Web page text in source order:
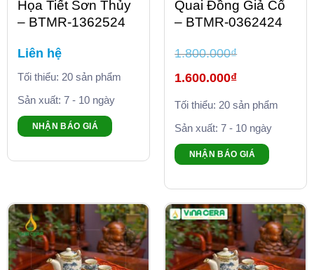
Họa Tiết Sơn Thủy
– BTMR-1362524
Liên hệ
Tối thiểu: 20 sản phẩm
Sản xuất: 7 - 10 ngày
NHẬN BÁO GIÁ
Quai Đồng Giả Cổ
– BTMR-0362424
1.800.000₫
Giá
gốc
1.800.000₫.
1.600.000₫
hiện
là:
1.600.000₫.
Tối thiểu: 20 sản phẩm
Sản xuất: 7 - 10 ngày
NHẬN BÁO GIÁ